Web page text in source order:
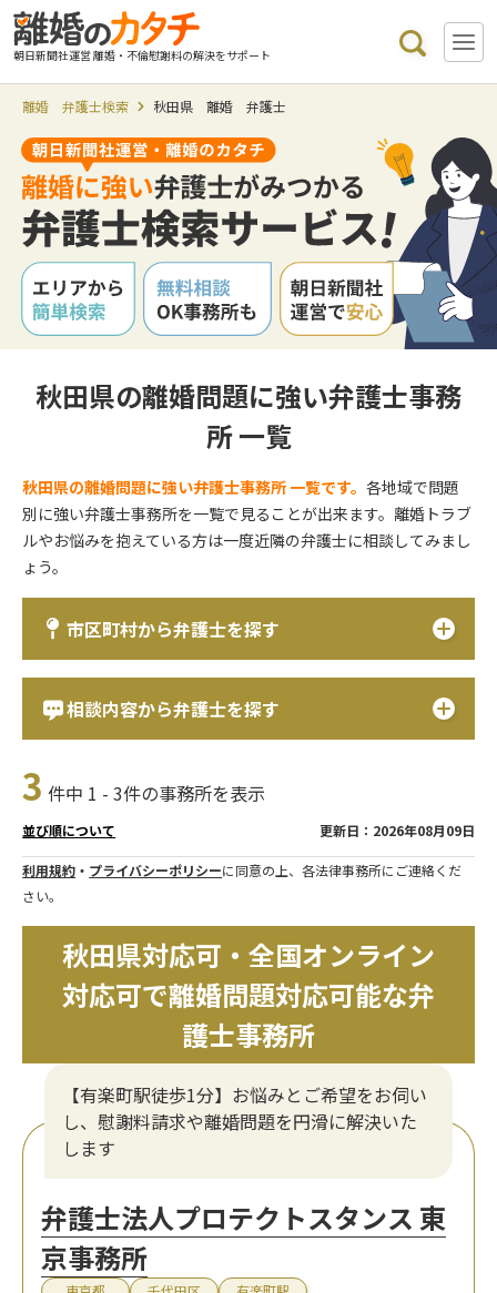
朝日新聞社運営 離婚・不倫慰謝料の解決をサポート
離婚 弁護士検索 秋田県 離婚 弁護士
秋田県の離婚問題に強い弁護士事務
所 一覧
秋田県の離婚問題に強い弁護士事務所 一覧です。各地域で問題
別に強い弁護士事務所を一覧で見ることが出来ます。離婚トラブ
ルやお悩みを抱えている方は一度近隣の弁護士に相談してみまし
ょう。
市区町村から弁護士を探す
相談内容から弁護士を探す
3 件中 1 - 3件の事務所を表示
並び順について 更新日：2026年08月09日
利用規約 ・ プライバシーポリシーに同意の上、各法律事務所にご連絡くだ
さい。
秋田県対応可・全国オンライン
対応可で離婚問題対応可能な弁
護士事務所
【有楽町駅徒歩1分】お悩みとご希望をお伺い
し、慰謝料請求や離婚問題を円滑に解決いた
します
弁護士法人プロテクトスタンス 東
京事務所